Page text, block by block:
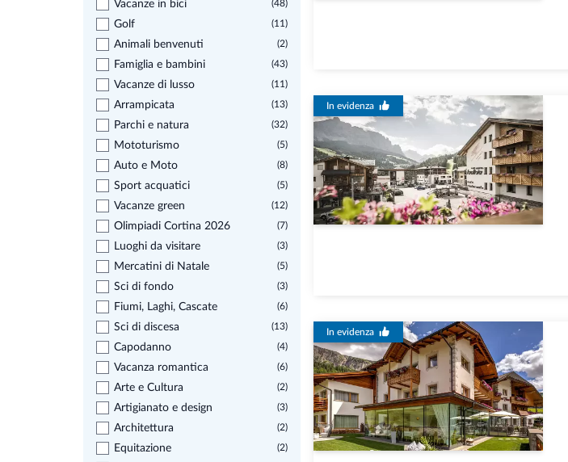
Vacanze in bici (48)
Golf (11)
Animali benvenuti (2)
Famiglia e bambini (43)
Vacanze di lusso (11)
Arrampicata (13)
Parchi e natura (32)
Mototurismo (5)
Auto e Moto (8)
Sport acquatici (5)
Vacanze green (12)
Olimpiadi Cortina 2026 (7)
Luoghi da visitare (3)
Mercatini di Natale (5)
Sci di fondo (3)
Fiumi, Laghi, Cascate (6)
Sci di discesa (13)
Capodanno (4)
Vacanza romantica (6)
Arte e Cultura (2)
Artigianato e design (3)
Architettura (2)
Equitazione (2)
In evidenza
In evidenza